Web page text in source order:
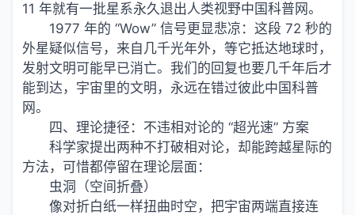
11 年就有一批星系永久退出人类视野中国科普网。
1977 年的 “Wow” 信号更显悲凉：这段 72 秒的
外星疑似信号，来自几千光年外，等它抵达地球时，
发射文明可能早已消亡。我们的回复也要几千年后才
能到达，宇宙里的文明，永远在错过彼此中国科普
网。
四、理论捷径：不违相对论的 “超光速” 方案
科学家提出两种不打破相对论，却能跨越星际的
方法，可惜都停留在理论层面：
虫洞（空间折叠）
像对折白纸一样扭曲时空，把宇宙两端直接连